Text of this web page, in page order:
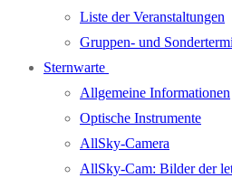
Liste der Veranstaltungen
Gruppen- und
Sternwarte
Allgemeine Informationen
Optische Instrumente
AllSky-Camera
AllSky-Cam: Bilder der